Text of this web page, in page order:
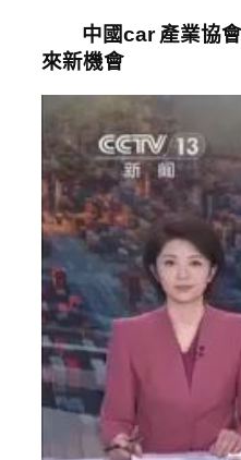
中國car 產業協
來新機會